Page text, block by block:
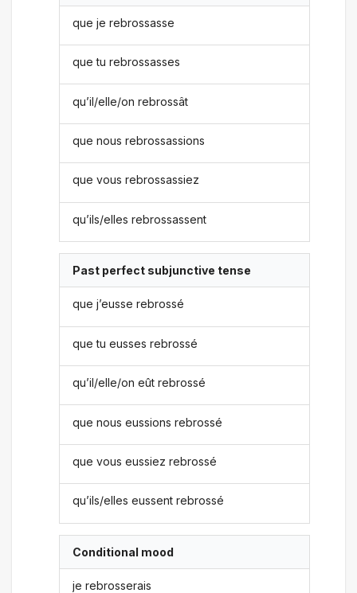
que je rebrossasse
que tu rebrossasses
qu’il/elle/on rebrossât
que nous rebrossassions
que vous rebrossassiez
qu’ils/elles rebrossassent
Past perfect subjunctive tense
que j’eusse rebrossé
que tu eusses rebrossé
qu’il/elle/on eût rebrossé
que nous eussions rebrossé
que vous eussiez rebrossé
qu’ils/elles eussent rebrossé
Conditional mood
je rebrosserais